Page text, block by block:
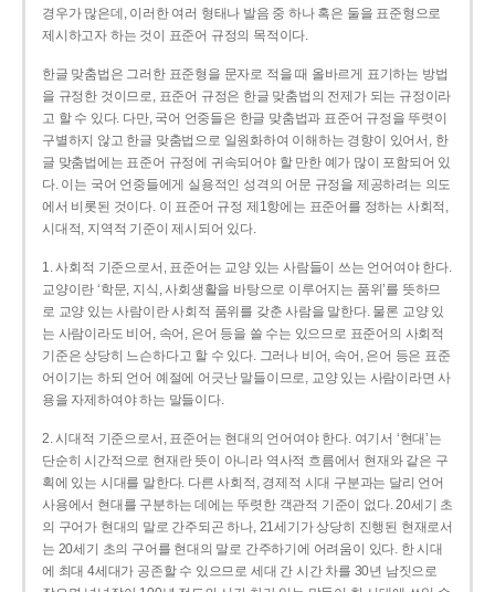
경우가 많은데, 이러한 여러 형태나 발음 중 하나 혹은 둘을 표준형으로
제시하고자 하는 것이 표준어 규정의 목적이다.
한글 맞춤법은 그러한 표준형을 문자로 적을 때 올바르게 표기하는 방법
을 규정한 것이므로, 표준어 규정은 한글 맞춤법의 전제가 되는 규정이라
고 할 수 있다. 다만, 국어 언중들은 한글 맞춤법과 표준어 규정을 뚜렷이
구별하지 않고 한글 맞춤법으로 일원화하여 이해하는 경향이 있어서, 한
글 맞춤법에는 표준어 규정에 귀속되어야 할 만한 예가 많이 포함되어 있
다. 이는 국어 언중들에게 실용적인 성격의 어문 규정을 제공하려는 의도
에서 비롯된 것이다. 이 표준어 규정 제1항에는 표준어를 정하는 사회적,
시대적, 지역적 기준이 제시되어 있다.
1. 사회적 기준으로서, 표준어는 교양 있는 사람들이 쓰는 언어여야 한다.
교양이란 ‘학문, 지식, 사회생활을 바탕으로 이루어지는 품위’를 뜻하므
로 교양 있는 사람이란 사회적 품위를 갖춘 사람을 말한다. 물론 교양 있
는 사람이라도 비어, 속어, 은어 등을 쓸 수는 있으므로 표준어의 사회적
기준은 상당히 느슨하다고 할 수 있다. 그러나 비어, 속어, 은어 등은 표준
어이기는 하되 언어 예절에 어긋난 말들이므로, 교양 있는 사람이라면 사
용을 자제하여야 하는 말들이다.
2. 시대적 기준으로서, 표준어는 현대의 언어여야 한다. 여기서 ‘현대’는
단순히 시간적으로 현재란 뜻이 아니라 역사적 흐름에서 현재와 같은 구
획에 있는 시대를 말한다. 다른 사회적, 경제적 시대 구분과는 달리 언어
사용에서 현대를 구분하는 데에는 뚜렷한 객관적 기준이 없다. 20세기 초
의 구어가 현대의 말로 간주되곤 하나, 21세기가 상당히 진행된 현재로서
는 20세기 초의 구어를 현대의 말로 간주하기에 어려움이 있다. 한 시대
에 최대 4세대가 공존할 수 있으므로 세대 간 시간 차를 30년 남짓으로